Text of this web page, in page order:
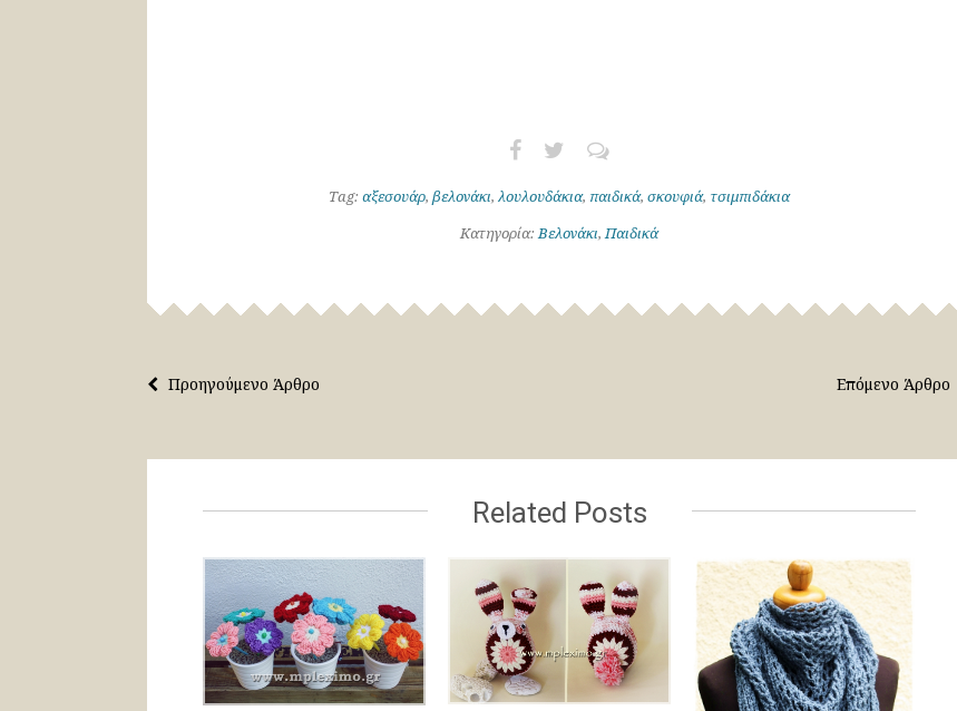
Tag: αξεσουάρ, βελονάκι, λουλουδάκια, παιδικά, σκουφιά, τσιμπιδάκια
Κατηγορία:Βελονάκι,Παιδικά
Επόμενο Άρθρο
Προηγούμενο Άρθρο
Related Posts